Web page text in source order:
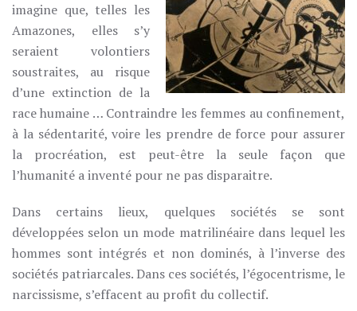
imagine que, telles les
Amazones, elles s’y
seraient volontiers
soustraites, au risque
d’une extinction de la
race humaine … Contraindre les femmes au confinement,
à la sédentarité, voire les prendre de force pour assurer
la procréation, est peut-être la seule façon que
l’humanité a inventé pour ne pas disparaitre.
Dans certains lieux, quelques sociétés se sont
développées selon un mode matrilinéaire dans lequel les
hommes sont intégrés et non dominés, à l’inverse des
sociétés patriarcales. Dans ces sociétés, l’égocentrisme, le
narcissisme, s’effacent au profit du collectif.